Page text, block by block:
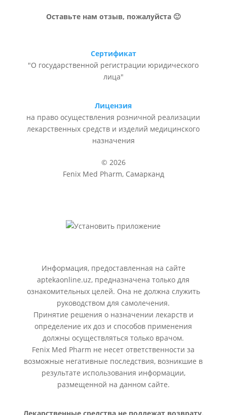
Оставьте нам отзыв, пожалуйста 🙂
Сертификат
"О государственной регистрации юридического
лица"
Лицензия
на право осуществления розничной реализации
лекарственных средств и изделий медицинского
назначения
© 2026
Fenix Med Pharm, Самарканд
Информация, предоставленная на сайте
aptekaonline.uz, предназначена только для
ознакомительных целей. Она не должна служить
руководством для самолечения.
Принятие решения о назначении лекарств и
определение их доз и способов применения
должны осуществляться только врачом.
Fenix Med Pharm не несет ответственности за
возможные негативные последствия, возникшие в
результате использования информации,
размещенной на данном сайте.